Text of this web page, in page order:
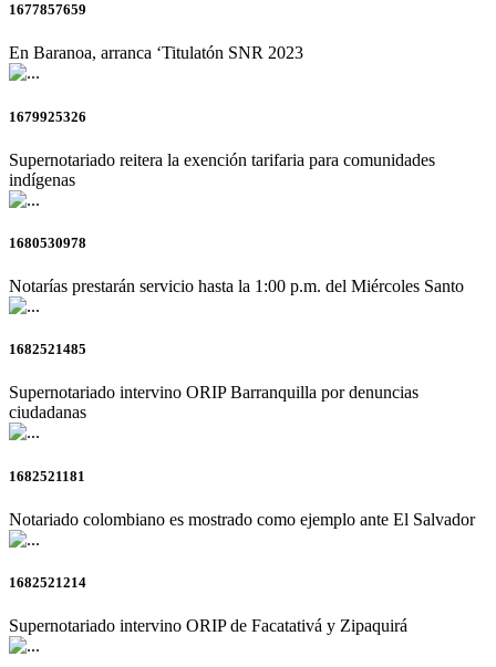
1677857659
En Baranoa, arranca ‘Titulatón SNR 2023
1679925326
Supernotariado reitera la exención tarifaria para comunidades
indígenas
1680530978
Notarías prestarán servicio hasta la 1:00 p.m. del Miércoles Santo
1682521485
Supernotariado intervino ORIP Barranquilla por denuncias
ciudadanas
1682521181
Notariado colombiano es mostrado como ejemplo ante El Salvador
1682521214
Supernotariado intervino ORIP de Facatativá y Zipaquirá